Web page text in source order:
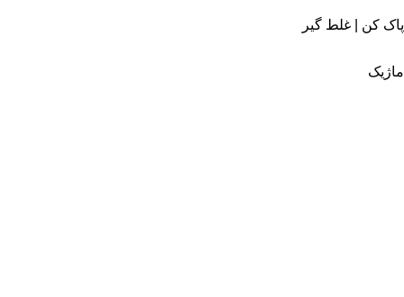
پاک کن | غلط گیر
ماژیک